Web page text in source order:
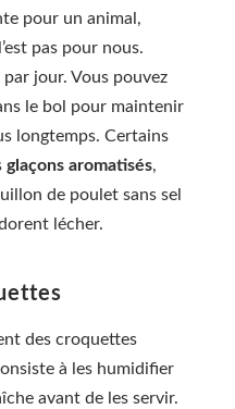
pour un animal,
pas pour nous.
par jour. Vous pouvez
le bol pour maintenir
longtemps. Certains
glaçons aromatisés,
de poulet sans sel
lécher.
des croquettes
à les humidifier
avant de les servir.